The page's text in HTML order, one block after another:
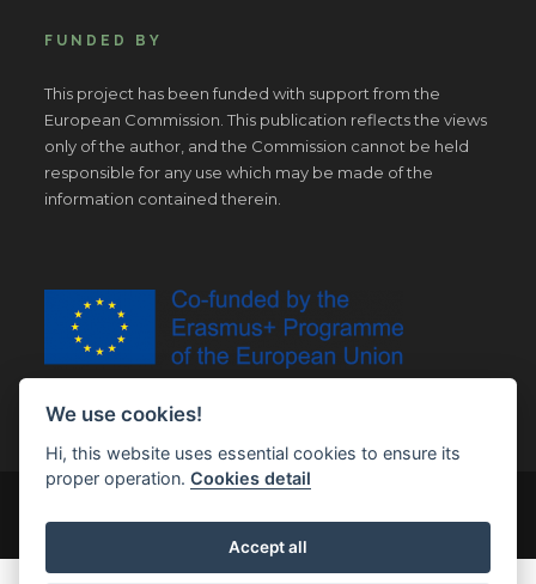
FUNDED BY
This project has been funded with support from the
European Commission. This publication reflects the views
only of the author, and the Commission cannot be held
responsible for any use which may be made of the
information contained therein.
We use cookies!
Hi, this website uses essential cookies to ensure its
proper operation.Cookies detail
Accept all